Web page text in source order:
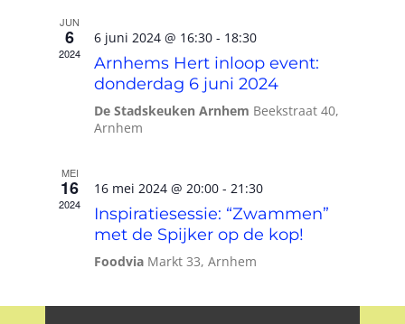
JUN
6
2024
6 juni 2024 @ 16:30 - 18:30
Arnhems Hert inloop event:
donderdag 6 juni 2024
De Stadskeuken Arnhem Beekstraat 40,
Arnhem
MEI
16
2024
16 mei 2024 @ 20:00 - 21:30
Inspiratiesessie: “Zwammen”
met de Spijker op de kop!
Foodvia Markt 33, Arnhem